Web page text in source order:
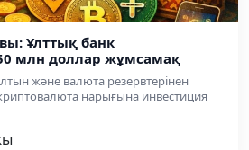
Ұлттық банк
млн доллар жұмсамақ
және валюта резервтерінен
нарығына инвестиция